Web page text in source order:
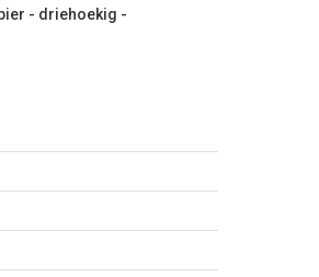
- driehoekig -